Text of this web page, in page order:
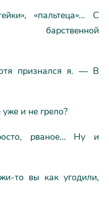
«пальтеца»… С
барственной
признался я. — В
и не грело?
рваное… Ну и
то вы как угодили,